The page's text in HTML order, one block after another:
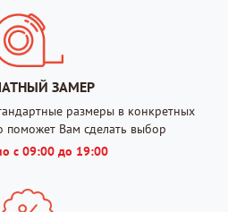
ЗАМЕР
размеры в конкретных
поможет Вам сделать выбор
с 09:00 до 19:00